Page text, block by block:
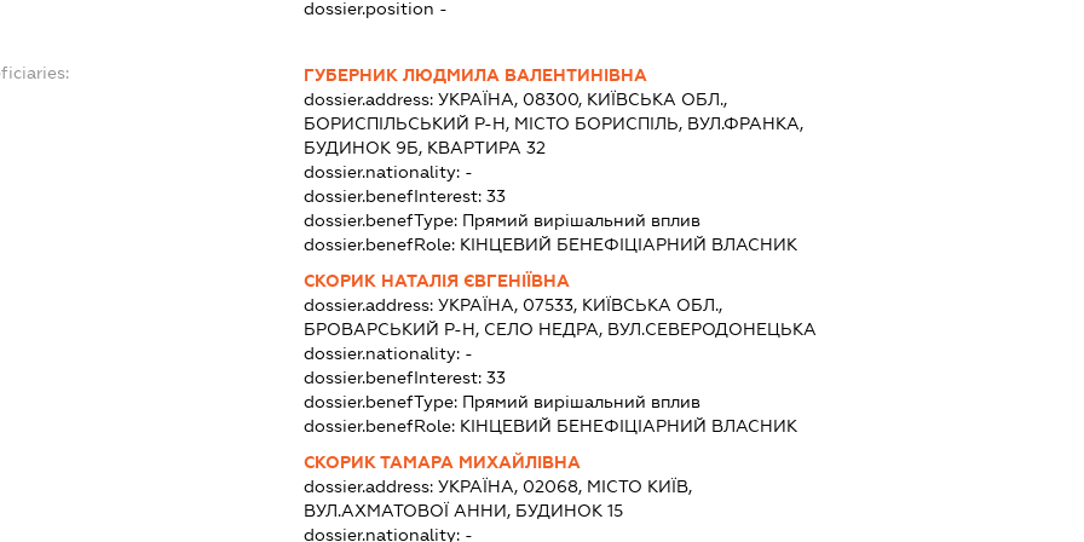
dossier.position -
ГУБЕРНИК ЛЮДМИЛА ВАЛЕНТИНІВНА
dossier.address:УКРАЇНА, 08300, КИЇВСЬКА ОБЛ.,
БОРИСПІЛЬСЬКИЙ Р-Н, МІСТО БОРИСПІЛЬ, ВУЛ.ФРАНКА,
БУДИНОК 9Б, КВАРТИРА 32
dossier.nationality: -
dossier.benefInterest:33
dossier.benefType: Прямий вирішальний вплив
dossier.benefRole: КІНЦЕВИЙ БЕНЕФІЦІАРНИЙ ВЛАСНИК
СКОРИК НАТАЛІЯ ЄВГЕНІЇВНА
dossier.address:УКРАЇНА, 07533, КИЇВСЬКА ОБЛ.,
БРОВАРСЬКИЙ Р-Н, СЕЛО НЕДРА, ВУЛ.СЕВЕРОДОНЕЦЬКА
dossier.nationality: -
dossier.benefInterest:33
dossier.benefType: Прямий вирішальний вплив
dossier.benefRole: КІНЦЕВИЙ БЕНЕФІЦІАРНИЙ ВЛАСНИК
СКОРИК ТАМАРА МИХАЙЛІВНА
dossier.address:УКРАЇНА, 02068, МІСТО КИЇВ,
ВУЛ.АХМАТОВОЇ АННИ, БУДИНОК 15
dossier.nationality: -